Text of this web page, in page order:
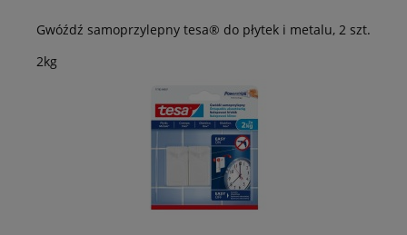
Gwóźdź samoprzylepny tesa® do płytek i metalu, 2 szt.
2kg